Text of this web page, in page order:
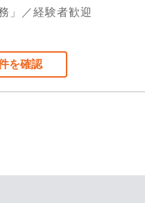
」／経験者歓迎
を確認